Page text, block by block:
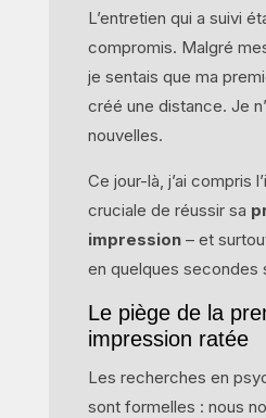
L’entretien qui a suivi
compromis. Malgré
je sentais que ma
créé une distance. Je
nouvelles.
Ce jour-là, j’ai compris
cruciale de réussir sa
impression– et
en quelques secondes
Le piège de la
impression ratée
Les recherches en
sont formelles : nous